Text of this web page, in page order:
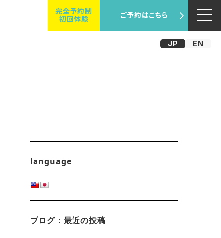
完全予約制
初回体験
ご予約はこちら
JP EN
language
ブログ：最近の投稿